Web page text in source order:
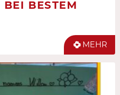
BEI BESTEM
MEHR